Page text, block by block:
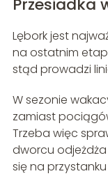
Lębork jest
na ostatnim
stąd prowadzi
W sezonie
zamiast
Trzeba więc
dworcu
się na